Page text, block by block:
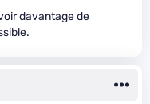
davantage de